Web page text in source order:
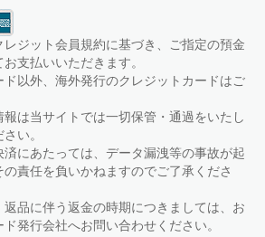
レジット会員規約に基づき、ご指定の預金
支払いいただきます。
ド以外、海外発行のクレジットカードはご
報は当サイトでは一切保管・通過をいたし
い。
済にあたっては、データ漏洩等の事故が起
責任を負いかねますのでご了承くださ
返品に伴う返金の時期につきましては、お
発行会社へお問い合わせください。